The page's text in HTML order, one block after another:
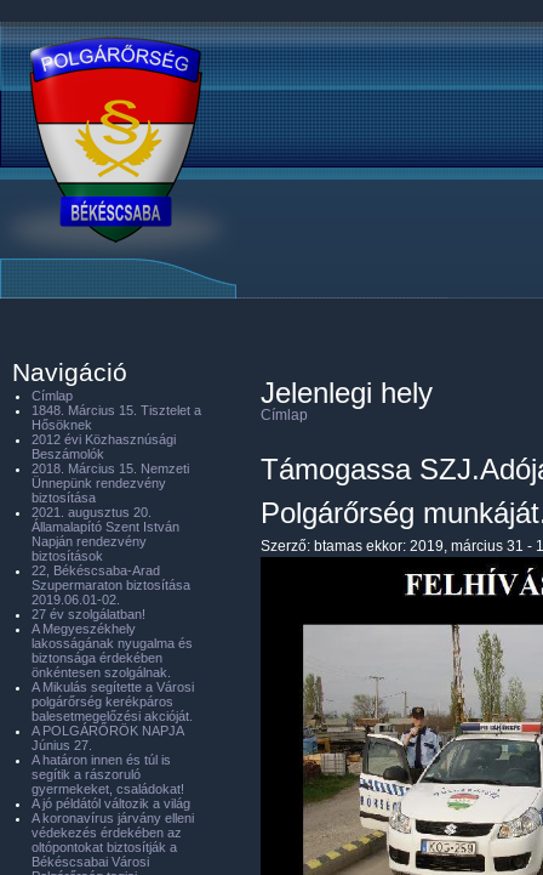
Jelenlegi hely
Címlap
Támogassa
Polgárőrség
Szerző: btamas ekkor: 2019, március 31 -
Navigáció
Címlap
1848. Március 15. Tisztelet a
Hősöknek
2012 évi Közhasznúsági
Beszámolók
2018. Március 15. Nemzeti
Ünnepünk rendezvény
biztosítása
2021. augusztus 20.
Államalapító Szent István
Napján rendezvény
biztosítások
22, Békéscsaba-Arad
Szupermaraton biztosítása
2019.06.01-02.
27 év szolgálatban!
A Megyeszékhely
lakosságának nyugalma és
biztonsága érdekében
önkéntesen szolgálnak.
A Mikulás segítette a Városi
polgárőrség kerékpáros
balesetmegelőzési akcióját.
A POLGÁRŐRÖK NAPJA
Június 27.
A határon innen és túl is
segítik a rászoruló
gyermekeket, családokat!
A jó példától változik a világ
A koronavírus járvány elleni
védekezés érdekében az
oltópontokat biztosítják a
Békéscsabai Városi